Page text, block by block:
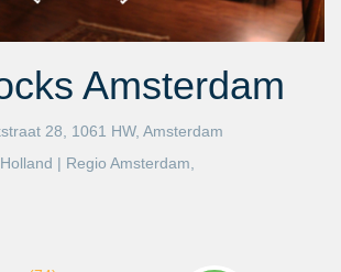
Amsterdam
28, 1061 HW, Amsterdam
| Regio Amsterdam